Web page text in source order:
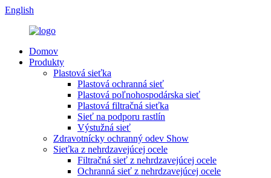
English
Domov
Produkty
Plastová sieťka
Plastová ochranná sieť
Plastová poľnohospodárska sieť
Plastová filtračná sieťka
Sieť na podporu rastlín
Výstužná sieť
Zdravotnícky ochranný odev Show
Sieťka z nehrdzavejúcej ocele
Filtračná sieť z nehrdzavejúcej ocele
Ochranná sieť z nehrdzavejúcej ocele